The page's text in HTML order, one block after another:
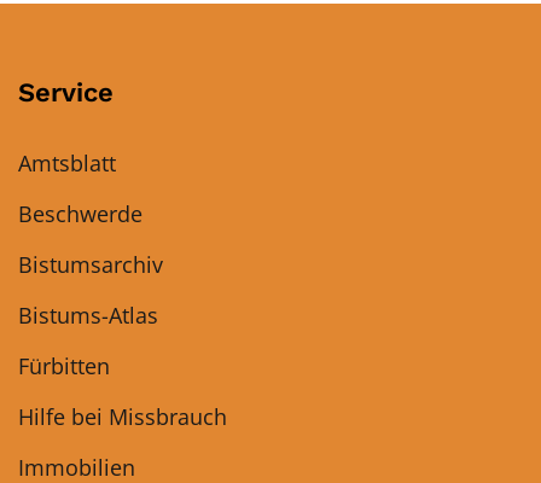
Service
Amtsblatt
Beschwerde
Bistumsarchiv
Bistums-Atlas
Fürbitten
Hilfe bei Missbrauch
Immobilien